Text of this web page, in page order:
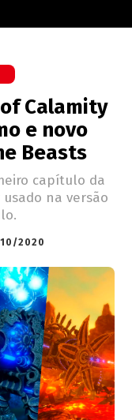
Calamity
e novo
Beasts
capítulo da
na versão
10/2020